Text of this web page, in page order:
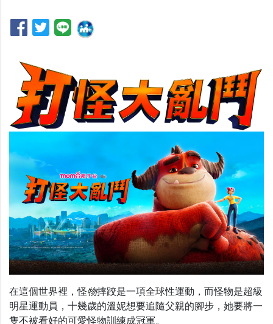
在這個世界裡，怪物摔跤是一項全球性運動，而怪物是超級
明星運動員，十幾歲的溫妮想要追隨父親的腳步，她要將一
隻不被看好的可愛怪物訓練成冠軍。